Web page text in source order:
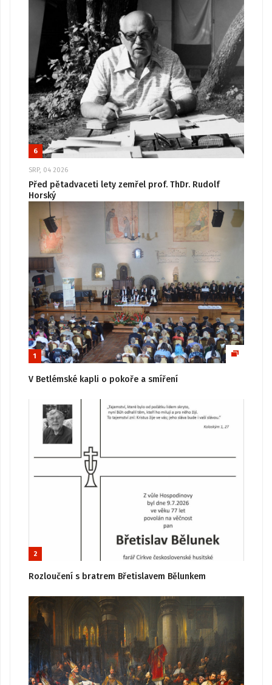
6
SRP, 04 2026
Před pětadvaceti lety zemřel prof. ThDr. Rudolf
Horský
1
V Betlémské kapli o pokoře a smíření
2
Rozloučení s bratrem Břetislavem Bělunkem